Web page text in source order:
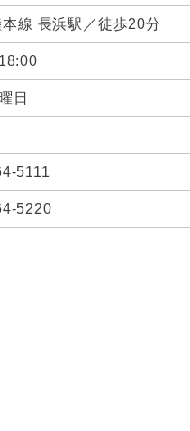
線 長浜駅／徒歩20分
日
5111
5220